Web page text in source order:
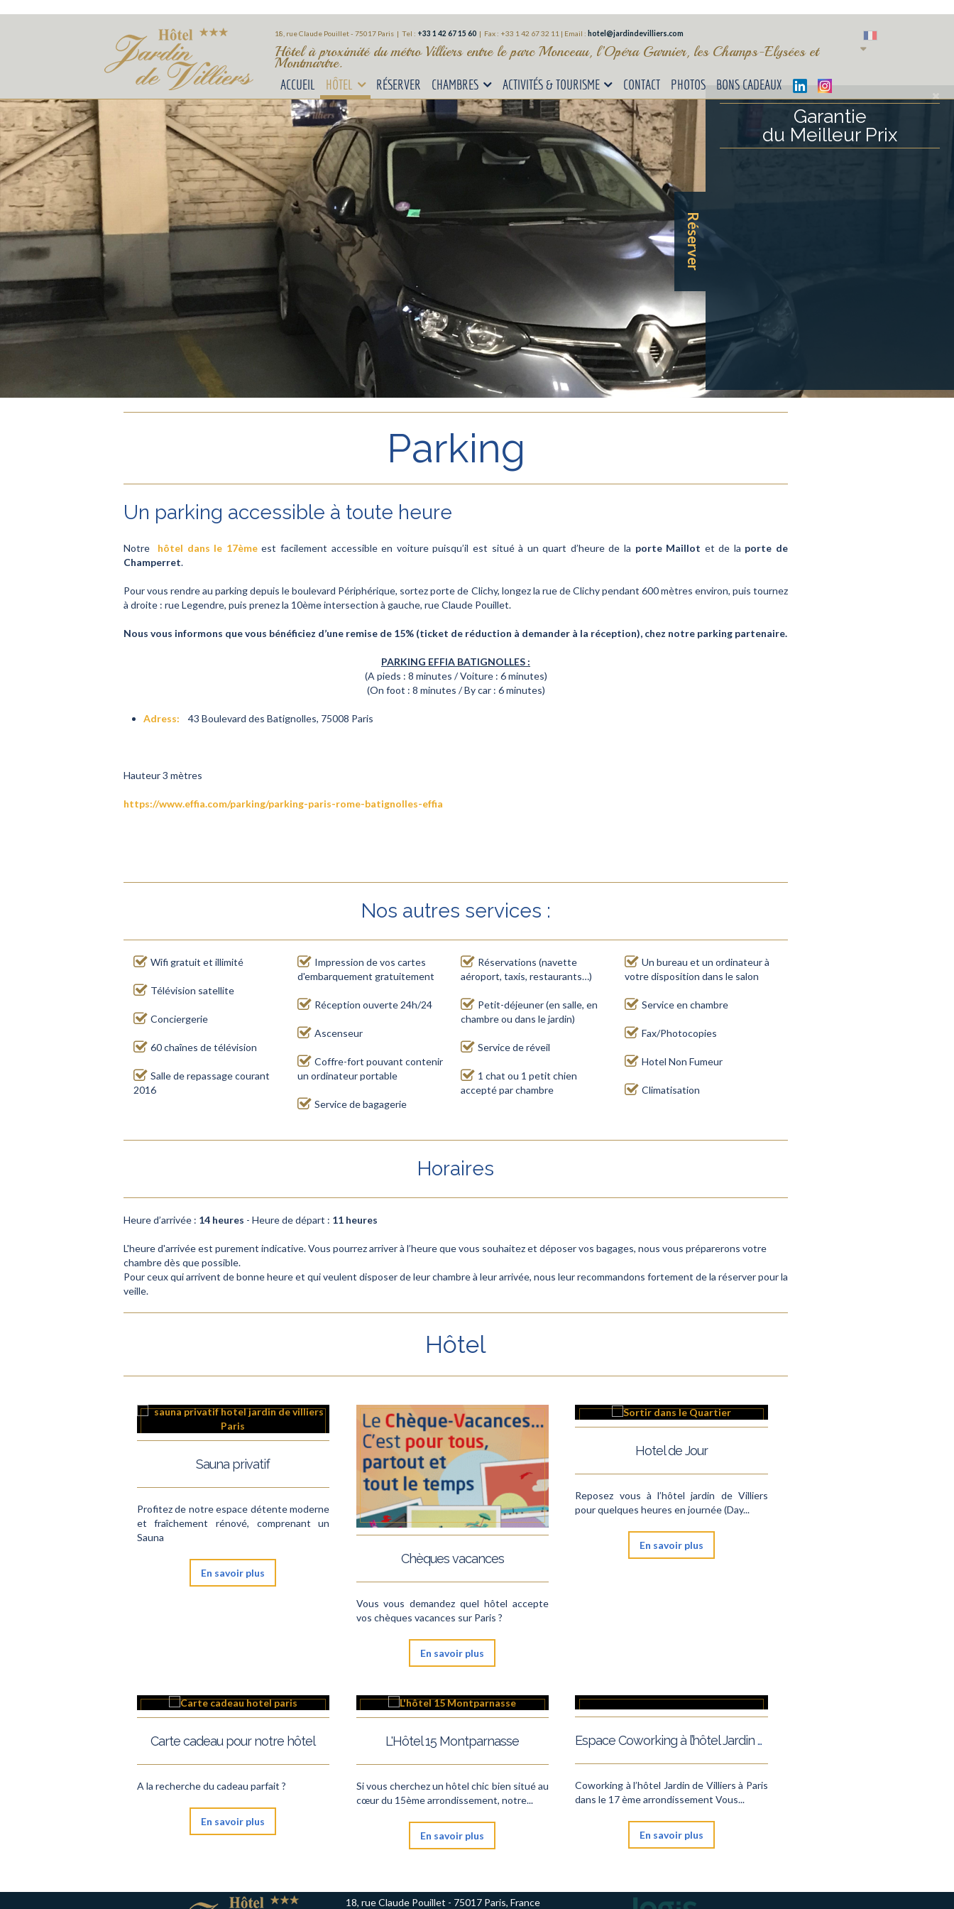
18, rue Claude Pouillet - 75017 Paris | Tel : +33 1 42 67 15 60 | Fax : +33 1 42 67 32 11 | Email : hotel@jardindevilliers.com
Hôtel à proximité du métro Villiers entre le parc Monceau, l’Opéra Garnier, les Champs-Elysées et
Montmartre.
ACCUEIL HÔTEL RÉSERVER CHAMBRES ACTIVITÉS & TOURISME CONTACT PHOTOS BONS CADEAUX
Réserver
Garantie
du Meilleur Prix
Parking
Un parking accessible à toute heure
Notre hôtel dans le 17èmeest facilement accessible en voiture puisqu’il est situé à un quart d’heure de la porte Maillot et de la porte de
Champerret.
Pour vous rendre au parking depuis le boulevard Périphérique, sortez porte de Clichy, longez la rue de Clichy pendant 600 mètres environ, puis tournez
à droite : rue Legendre, puis prenez la 10ème intersection à gauche, rue Claude Pouillet.
Nous vous informons que vous bénéficiez d’une remise de 15% (ticket de réduction à demander à la réception), chez notre parking partenaire.
PARKING EFFIA BATIGNOLLES :
(A pieds : 8 minutes / Voiture : 6 minutes)
(On foot : 8 minutes / By car : 6 minutes)
Adress: 43 Boulevard des Batignolles, 75008 Paris
Hauteur 3 mètres
https://www.effia.com/parking/parking-paris-rome-batignolles-effia
Nos autres services :
Wifi gratuit et illimité
Télévision satellite
Conciergerie
60 chaînes de télévision
Salle de repassage courant
2016
Impression de vos cartes
d'embarquement gratuitement
Réception ouverte 24h/24
Ascenseur
Coffre-fort pouvant contenir
un ordinateur portable
Service de bagagerie
Réservations (navette
aéroport, taxis, restaurants…)
Petit-déjeuner (en salle, en
chambre ou dans le jardin)
Service de réveil
1 chat ou 1 petit chien
accepté par chambre
Un bureau et un ordinateur à
votre disposition dans le salon
Service en chambre
Fax/Photocopies
Hotel Non Fumeur
Climatisation
Horaires
Heure d’arrivée : 14 heures - Heure de départ : 11 heures
L'heure d'arrivée est purement indicative. Vous pourrez arriver à l’heure que vous souhaitez et déposer vos bagages, nous vous préparerons votre
chambre dès que possible.
Pour ceux qui arrivent de bonne heure et qui veulent disposer de leur chambre à leur arrivée, nous leur recommandons fortement de la réserver pour la
veille.
Hôtel
Sauna privatif
Profitez de notre espace détente moderne
et fraîchement rénové, comprenant un
Sauna
En savoir plus
Chèques vacances
Vous vous demandez quel hôtel accepte
vos chèques vacances sur Paris ?
En savoir plus
Hotel de Jour
Reposez vous à l’hôtel jardin de Villiers
pour quelques heures en journée (Day...
En savoir plus
Carte cadeau pour notre hôtel
A la recherche du cadeau parfait ?
En savoir plus
L'Hôtel 15 Montparnasse
Si vous cherchez un hôtel chic bien situé au
cœur du 15ème arrondissement, notre...
En savoir plus
Espace Coworking à l’hôtel Jardin de Villiers, Paris 17ème
Coworking à l’hôtel Jardin de Villiers à Paris
dans le 17 ème arrondissement Vous...
En savoir plus
18, rue Claude Pouillet - 75017 Paris, France